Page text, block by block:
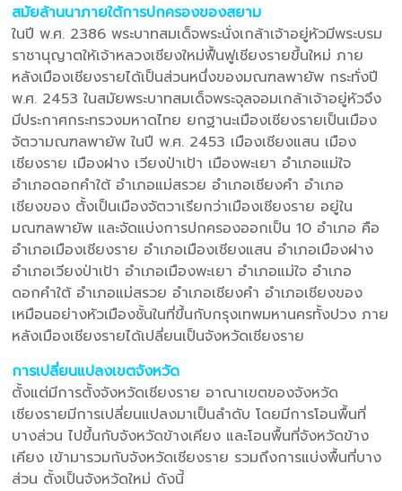
สมัยล้านนาภายใต้การปกครองของสยาม
ในปี พ.ศ. 2386 พระบาทสมเด็จพระนั่งเกล้าเจ้าอยู่หัวมีพระบรม
ราชานุญาตให้เจ้าหลวงเชียงใหม่ฟื้นฟูเชียงรายขึ้นใหม่ ภาย
หลังเมืองเชียงรายได้เป็นส่วนหนึ่งของมณฑลพายัพ กระทั่งปี
พ.ศ. 2453 ในสมัยพระบาทสมเด็จพระจุลจอมเกล้าเจ้าอยู่หัวจึง
มีประกาศกระทรวงมหาดไทย ยกฐานะเมืองเชียงรายเป็นเมือง
จัตวามณฑลพายัพ ในปี พ.ศ. 2453 เมืองเชียงแสน เมือง
เชียงราย เมืองฝาง เวียงป่าเป้า เมืองพะเยา อำเภอแม่ใจ
อำเภอดอกคำใต้ อำเภอแม่สรวย อำเภอเชียงคำ อำเภอ
เชียงของ ตั้งเป็นเมืองจัตวาเรียกว่าเมืองเชียงราย อยู่ใน
มณฑลพายัพ และจัดแบ่งการปกครองออกเป็น 10 อำเภอ คือ
อำเภอเมืองเชียงราย อำเภอเมืองเชียงแสน อำเภอเมืองฝาง
อำเภอเวียงป่าเป้า อำเภอเมืองพะเยา อำเภอแม่ใจ อำเภอ
ดอกคำใต้ อำเภอแม่สรวย อำเภอเชียงคำ อำเภอเชียงของ
เหมือนอย่างหัวเมืองชั้นในที่ขึ้นกับกรุงเทพมหานครทั้งปวง ภาย
หลังเมืองเชียงรายได้เปลี่ยนเป็นจังหวัดเชียงราย
การเปลี่ยนแปลงเขตจังหวัด
ตั้งแต่มีการตั้งจังหวัดเชียงราย อาณาเขตของจังหวัด
เชียงรายมีการเปลี่ยนแปลงมาเป็นลำดับ โดยมีการโอนพื้นที่
บางส่วน ไปขึ้นกับจังหวัดข้างเคียง และโอนพื้นที่จังหวัดข้าง
เคียง เข้ามารวมกับจังหวัดเชียงราย รวมถึงการแบ่งพื้นที่บาง
ส่วน ตั้งเป็นจังหวัดใหม่ ดังนี้